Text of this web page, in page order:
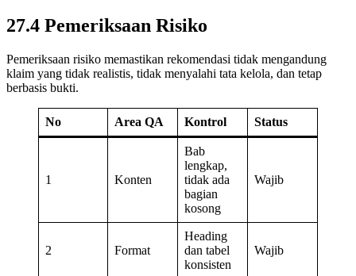
27.4 Pemeriksaan Risiko
Pemeriksaan risiko memastikan rekomendasi tidak mengandung
klaim yang tidak realistis, tidak menyalahi tata kelola, dan tetap
berbasis bukti.
No Area QA Kontrol Status
1 Konten
Bab
lengkap,
tidak ada
bagian
kosong
Wajib
2 Format
Heading
dan tabel
konsisten
Wajib